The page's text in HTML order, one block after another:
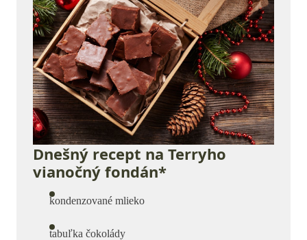
Dnešný recept na Terryho
vianočný fondán*
kondenzované mlieko
tabuľka čokolády